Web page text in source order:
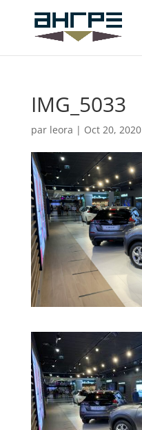
IMG_5033
par leora | Oct 20, 2020